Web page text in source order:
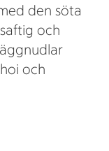
den söta
och
och